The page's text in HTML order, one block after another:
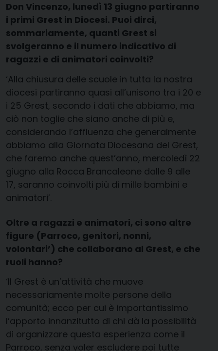
Don Vincenzo, lunedì 13 giugno partiranno
i primi Grest in Diocesi. Puoi dirci,
sommariamente, quanti Grest si
svolgeranno e il numero indicativo di
ragazzi e di animatori coinvolti?
‘Alla chiusura delle scuole in tutta la nostra
diocesi partiranno quasi all’unisono tra i 20 e
i 25 Grest, secondo i dati che abbiamo, ma
ciò non toglie che siano anche di più e,
considerando l’affluenza che generalmente
abbiamo alla Giornata Diocesana del Grest,
che faremo anche quest’anno, mercoledì 22
giugno alla Rocca Brancaleone dalle 9 alle
17, saranno coinvolti più di mille bambini e
animatori’.
Oltre a ragazzi e animatori, ci sono altre
figure (Parroco, genitori, nonni,
volontari’) che collaborano al Grest, e che
ruoli hanno?
‘Il Grest è un’attività che muove
necessariamente molte persone della
comunità; ecco per cui è importantissimo
l’apporto innanzitutto di chi dà la possibilità
di organizzare questa esperienza come il
Parroco, senza voler escludere poi tutte